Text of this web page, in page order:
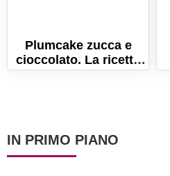
Plumcake zucca e
cioccolato. La ricetta
per farlo morbido e
IN PRIMO PIANO